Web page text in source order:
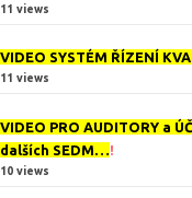
11 views
VIDEO SYSTÉM ŘÍZENÍ
11 views
VIDEO PRO AUDITORY a
dalších SEDM… !
10 views